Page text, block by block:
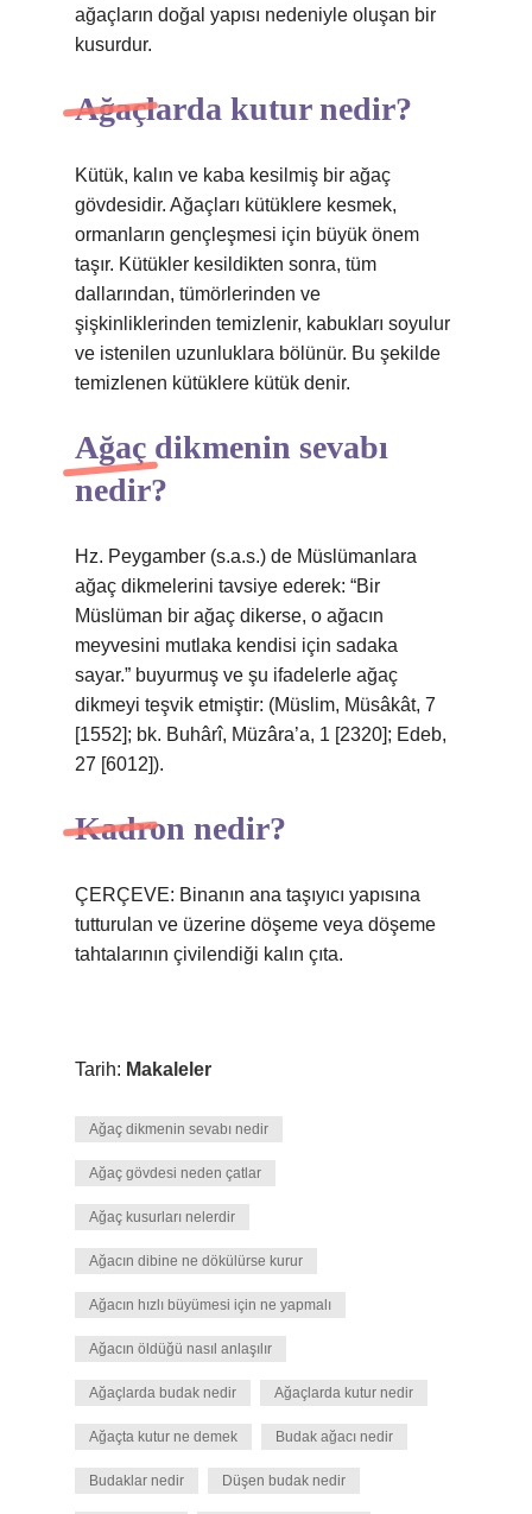
ağaçların doğal yapısı nedeniyle oluşan bir
kusurdur.
Ağaçlarda kutur nedir?
Kütük, kalın ve kaba kesilmiş bir ağaç
gövdesidir. Ağaçları kütüklere kesmek,
ormanların gençleşmesi için büyük önem
taşır. Kütükler kesildikten sonra, tüm
dallarından, tümörlerinden ve
şişkinliklerinden temizlenir, kabukları soyulur
ve istenilen uzunluklara bölünür. Bu şekilde
temizlenen kütüklere kütük denir.
Ağaç dikmenin sevabı
nedir?
Hz. Peygamber (s.a.s.) de Müslümanlara
ağaç dikmelerini tavsiye ederek: “Bir
Müslüman bir ağaç dikerse, o ağacın
meyvesini mutlaka kendisi için sadaka
sayar.” buyurmuş ve şu ifadelerle ağaç
dikmeyi teşvik etmiştir: (Müslim, Müsâkât, 7
[1552]; bk. Buhârî, Müzâra’a, 1 [2320]; Edeb,
27 [6012]).
Kadron nedir?
ÇERÇEVE: Binanın ana taşıyıcı yapısına
tutturulan ve üzerine döşeme veya döşeme
tahtalarının çivilendiği kalın çıta.
Tarih: Makaleler
Ağaç dikmenin sevabı nedir
Ağaç gövdesi neden çatlar
Ağaç kusurları nelerdir
Ağacın dibine ne dökülürse kurur
Ağacın hızlı büyümesi için ne yapmalı
Ağacın öldüğü nasıl anlaşılır
Ağaçlarda budak nedir Ağaçlarda kutur nedir
Ağaçta kutur ne demek Budak ağacı nedir
Budaklar nedir Düşen budak nedir